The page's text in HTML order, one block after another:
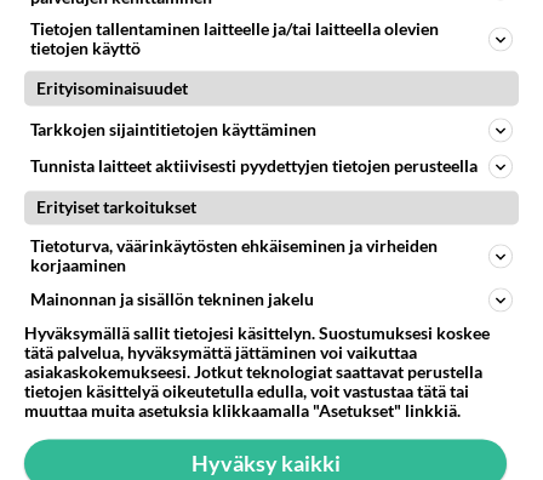
Takaisin ylös
LUETUIMMAT KESKUSTELUT
PÄIVÄ VIIKKO KUUKAUSI
kenen näköinen
kaivattusi on ?
07.08.2026 16:24
Ikävä
53
Muistatko Mikkelin panttivankidraaman?
07.08.2026 07:39
Maailman menoa
66
682
Mitä haluaisit kysyä tänään
Kaivatultasi? Anna jokin tunniste itsestäni tai hänestä.
07.08.2026 13:15
Ikävä
Tietojen tallentaminen laitteelle ja/tai laitteella olevien
tietojen käyttö
Erityisominaisuudet
Tarkkojen sijaintitietojen käyttäminen
Tunnista laitteet aktiivisesti pyydettyjen tietojen perusteella
Erityiset tarkoitukset
Tietoturva, väärinkäytösten ehkäiseminen ja virheiden
korjaaminen
Mainonnan ja sisällön tekninen jakelu
Hyväksymällä sallit tietojesi käsittelyn. Suostumuksesi koskee
tätä palvelua, hyväksymättä jättäminen voi vaikuttaa
asiakaskokemukseesi. Jotkut teknologiat saattavat perustella
tietojen käsittelyä oikeutetulla edulla, voit vastustaa tätä tai
muuttaa muita asetuksia klikkaamalla "Asetukset" linkkiä.
Hyväksy kaikki